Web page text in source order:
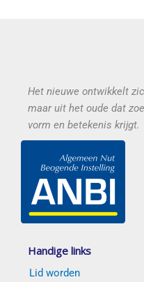
Het nieuwe ontwikkelt
maar uit het oude dat
vorm en betekenis krijgt.
Handige links
Lid worden